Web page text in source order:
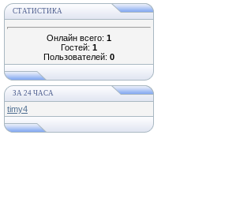
СТАТИСТИКА
Онлайн всего: 1
Гостей: 1
Пользователей: 0
ЗА 24 ЧАСА
timy4